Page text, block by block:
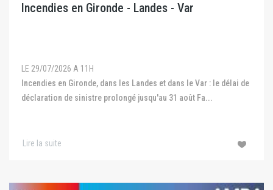
Incendies en Gironde - Landes - Var
LE 29/07/2026 A 11H
déclaration de sinistre prolongé jusqu'au 31 août Fa...
Lire la suite